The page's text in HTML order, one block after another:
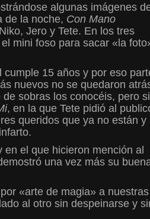
algunas imágenes
de la noche, Con Mano
Jero y Tete. En los tres
mini foso para sacar «la
cumple 15 años y por eso
nuevos no se quedaron
sobras los conocéis, pero si
, en la que Tete pidió al
queridos que ya no están y
el que hicieron mención al
una vez más su
«arte de magia» a nuestras
al otro sin despeinarse y